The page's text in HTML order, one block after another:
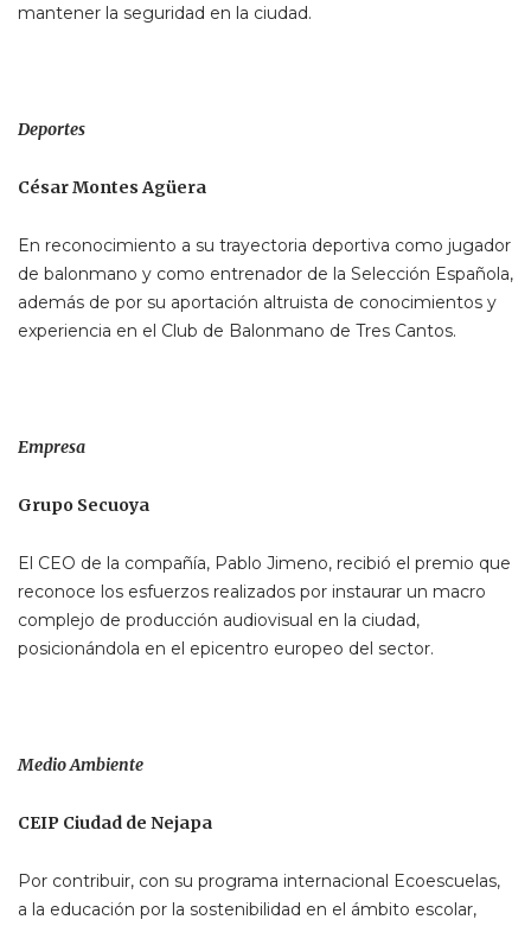
mantener la seguridad en la ciudad.
Deportes
César Montes Agüera
En reconocimiento a su trayectoria deportiva como jugador
de balonmano y como entrenador de la Selección Española,
además de por su aportación altruista de conocimientos y
experiencia en el Club de Balonmano de Tres Cantos.
Empresa
Grupo Secuoya
El CEO de la compañía, Pablo Jimeno, recibió el premio que
reconoce los esfuerzos realizados por instaurar un macro
complejo de producción audiovisual en la ciudad,
posicionándola en el epicentro europeo del sector.
Medio Ambiente
CEIP Ciudad de Nejapa
Por contribuir, con su programa internacional Ecoescuelas,
a la educación por la sostenibilidad en el ámbito escolar,